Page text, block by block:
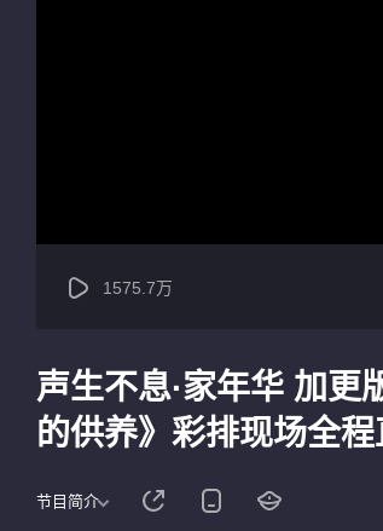
1575.7万
声生不息·家年华 加更
的供养》彩排现场全
节目简介